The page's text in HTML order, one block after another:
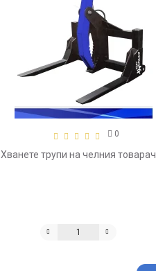
0
Хванете трупи на челния товарач